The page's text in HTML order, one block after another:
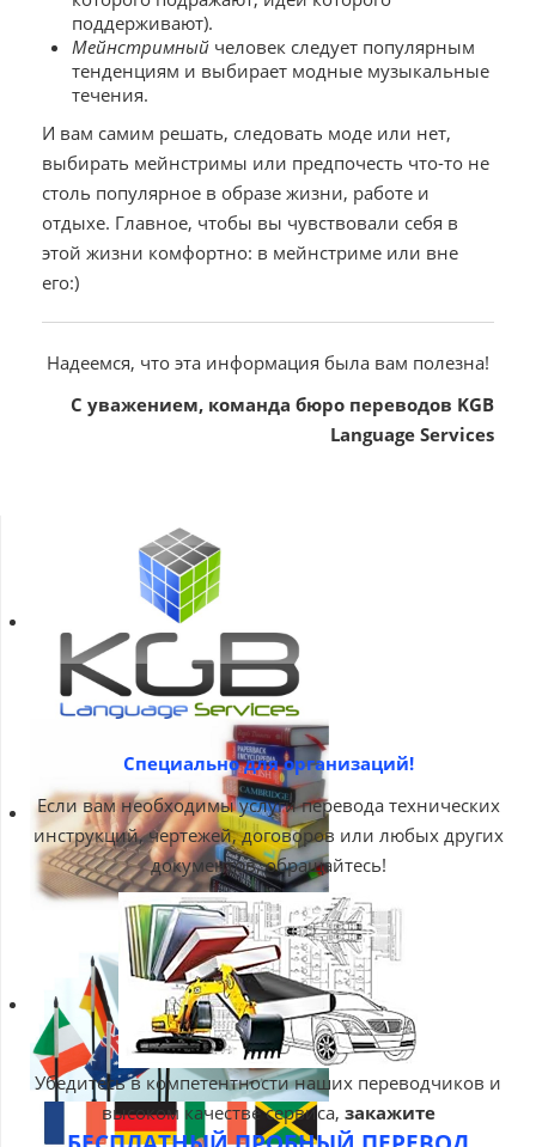
поддерживают).
Мейнстримный человек следует популярным
тенденциям и выбирает модные музыкальные
течения.
И вам самим решать, следовать моде или нет,
выбирать мейнстримы или предпочесть что-то не
столь популярное в образе жизни, работе и
отдыхе. Главное, чтобы вы чувствовали себя в
этой жизни комфортно: в мейнстриме или вне
его:)
Надеемся, что эта информация была вам полезна!
С уважением, команда бюро переводов KGB
Language Services
Специально для организаций!
Если вам необходимы услуги перевода технических
инструкций, чертежей, договоров или любых других
документов, обращайтесь!
Убедитесь в компетентности наших переводчиков и
высоком качестве сервиса, закажите